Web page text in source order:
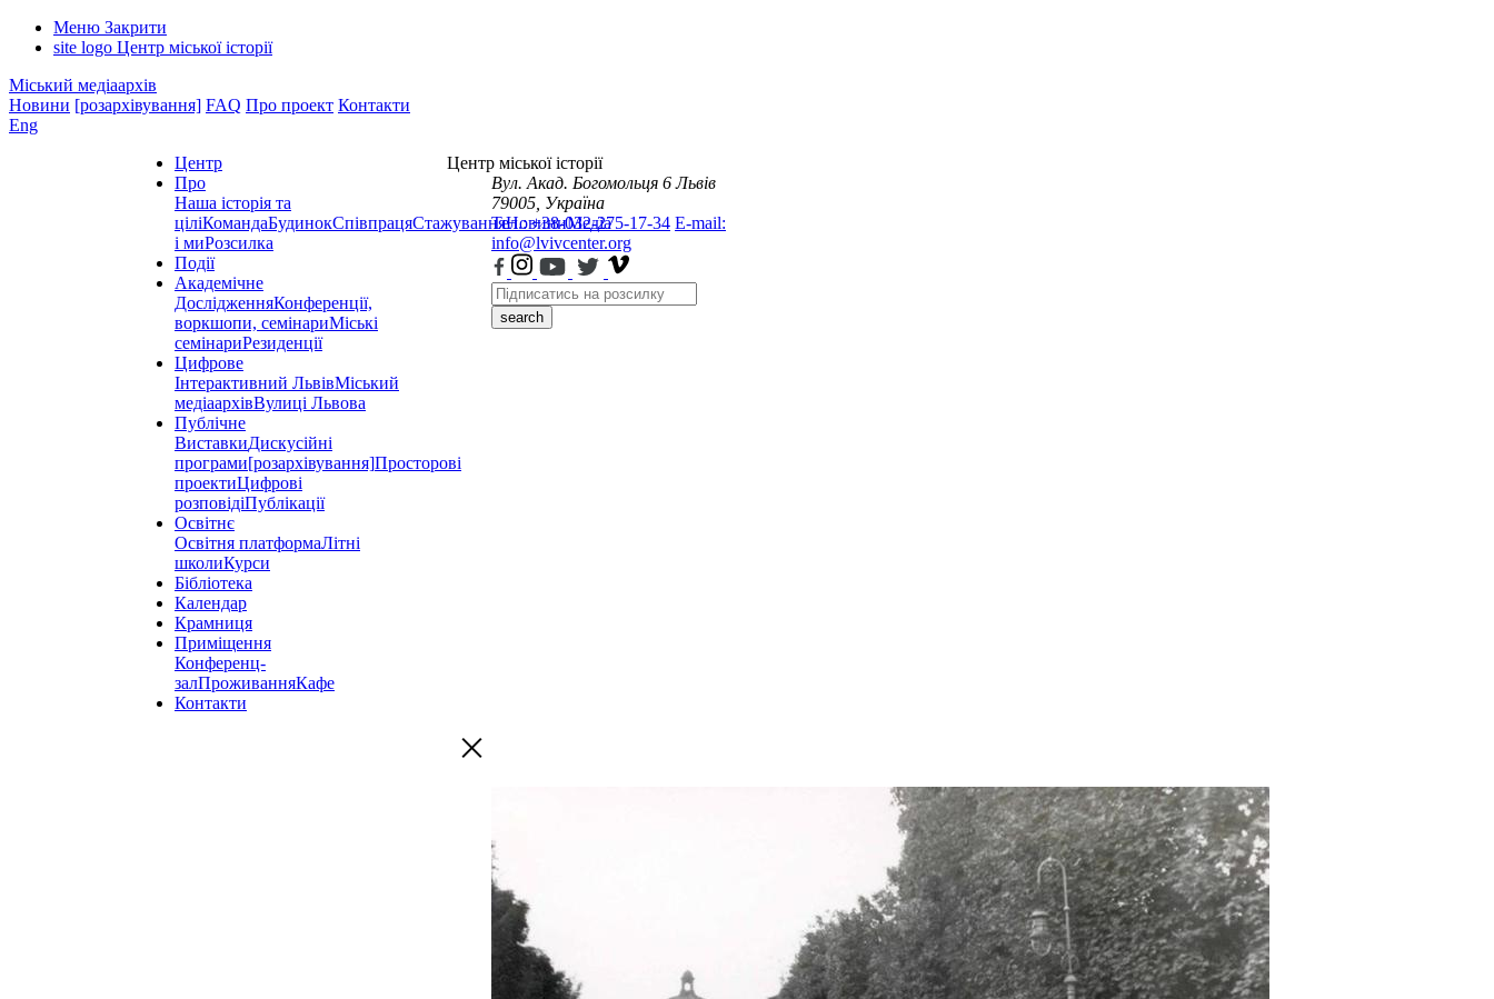
Меню Закрити
site logo Центр міської історії
Міський медіаархів
Новини [розархівування] FAQ Про проект Контакти
Eng
Центр
Про
Наша історія та
ціліКомандаБудинокСпівпрацяСтажуванняНовиниМедіа
і миРозсилка
Події
Академічне
ДослідженняКонференції,
воркшопи, семінариМіські
семінариРезиденції
Цифрове
Інтерактивний ЛьвівМіський
медіаархівВулиці Львова
Публічне
ВиставкиДискусійні
програми[розархівування]Просторові
проектиЦифрові
розповідіПублікації
Освітнє
Освітня платформаЛітні
школиКурси
Бібліотека
Календар
Крамниця
Приміщення
Конференц-
залПроживанняКафе
Контакти
Центр міської історії
Вул. Акад. Богомольця 6 Львів
79005, Україна
Тел.: +38-032-275-17-34 E-mail:
info@lvivcenter.org
search